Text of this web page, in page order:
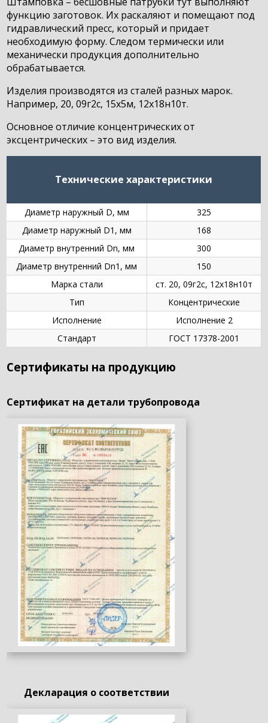
функцию заготовок. Их раскаляют и помещают под
гидравлический пресс, который и придает
необходимую форму. Следом термически или
механически продукция дополнительно
обрабатывается.
Изделия производятся из сталей разных марок.
Например, 20, 09г2с, 15х5м, 12х18н10т.
Основное отличие концентрических от
эксцентрических – это вид изделия.
Технические характеристики
Диаметр наружный D, мм
325
Диаметр наружный D1, мм
168
Диаметр внутренний Dn, мм
300
Диаметр внутренний Dn1, мм
150
Марка стали
ст. 20, 09г2с, 12х18н10т
Тип
Концентрические
Исполнение
Исполнение 2
Стандарт
ГОСТ 17378-2001
Сертификаты на продукцию
Сертификат на детали трубопровода
Декларация о соответствии